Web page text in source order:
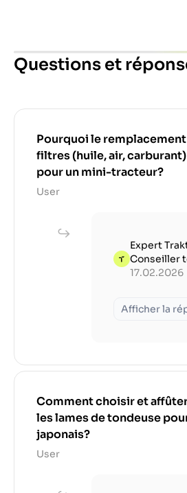
Questions et
Pourquoi le
filtres (huile, air,
pour un mini-tracteur?
User
Expert
Conseiller
17.02.2026
Afficher la
Comment choisir et
les lames de tondeuse
japonais?
User